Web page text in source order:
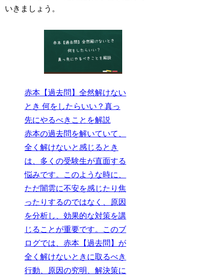
いきましょう。
赤本【過去問】全然解けない
とき 何をしたらいい？真っ
先にやるべきことを解説
赤本の過去問を解いていて、
全く解けないと感じるとき
は、多くの受験生が直面する
悩みです。このような時に、
ただ闇雲に不安を感じたり焦
ったりするのではなく、原因
を分析し、効果的な対策を講
じることが重要です。このブ
ログでは、赤本【過去問】が
全く解けないときに取るべき
行動、原因の究明、解決策に